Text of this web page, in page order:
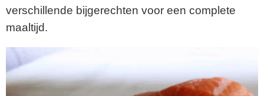
verschillende bijgerechten voor een complete
maaltijd.